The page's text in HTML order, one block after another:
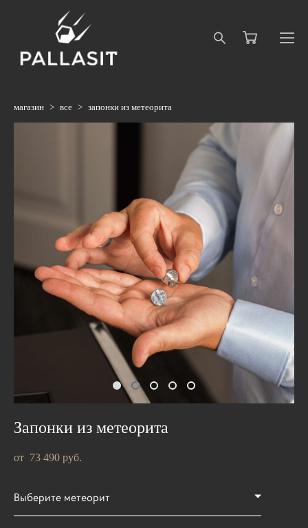
магазин > все > запонки из метеорита
Запонки из метеорита
от 73 490 pуб.
Выберите метеорит